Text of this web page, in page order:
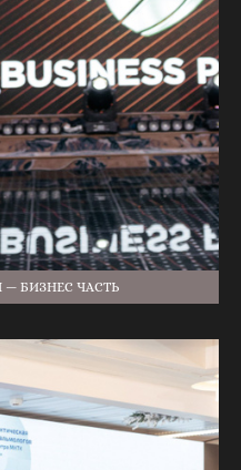
— БИЗНЕС ЧАСТЬ